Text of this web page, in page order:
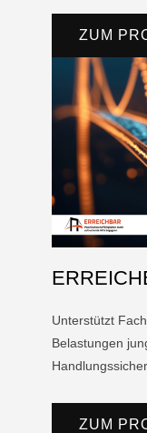
ZUM
Unterstützt
Belastungen
ZUM